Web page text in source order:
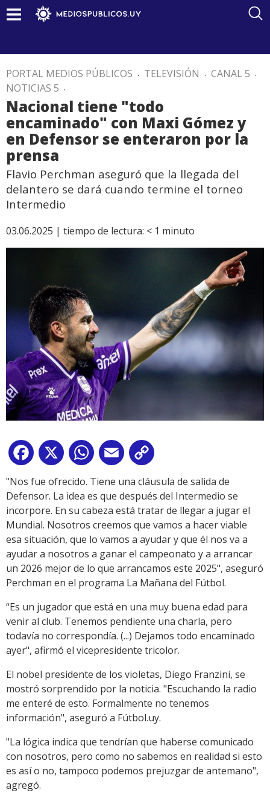
PORTAL MEDIOS PÚBLICOS . TELEVISIÓN . CANAL 5 .
NOTICIAS 5 .
Nacional tiene "todo
encaminado" con Maxi Gómez y
en Defensor se enteraron por la
prensa
Flavio Perchman aseguró que la llegada del
delantero se dará cuando termine el torneo
Intermedio
03.06.2025 | tiempo de lectura: < 1 minuto
Facebook
X WhatsApp
Email
Link
"Nos fue ofrecido. Tiene una cláusula de salida de
Defensor. La idea es que después del Intermedio se
incorpore. En su cabeza está tratar de llegar a jugar el
Mundial. Nosotros creemos que vamos a hacer viable
esa situación, que lo vamos a ayudar y que él nos va a
ayudar a nosotros a ganar el campeonato y a arrancar
un 2026 mejor de lo que arrancamos este 2025", aseguró
Perchman en el programa La Mañana del Fútbol.
“Es un jugador que está en una muy buena edad para
venir al club. Tenemos pendiente una charla, pero
todavía no correspondía. (...) Dejamos todo encaminado
ayer", afirmó el vicepresidente tricolor.
El nobel presidente de los violetas, Diego Franzini, se
mostró sorprendido por la noticia. "Escuchando la radio
me enteré de esto. Formalmente no tenemos
información", aseguró a Fútbol.uy.
"La lógica indica que tendrían que haberse comunicado
con nosotros, pero como no sabemos en realidad si esto
es así o no, tampoco podemos prejuzgar de antemano",
agregó.